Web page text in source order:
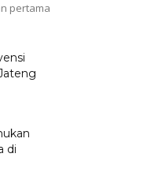
pertama
di